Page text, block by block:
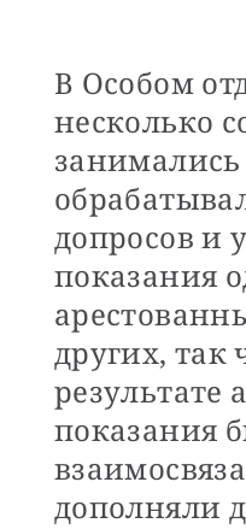
В Особом
несколько
занимались
допросов и
показания
других, так
результате
показания
дополняли